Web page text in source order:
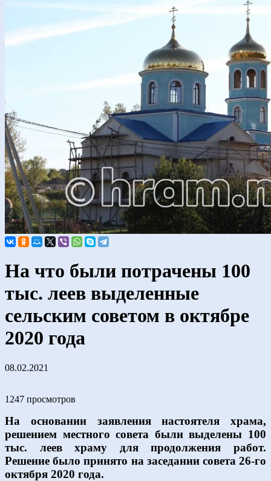
На что были потрачены 100
тыс. леев выделенные
сельским советом в октябре
2020 года
08.02.2021
1247 просмотров
На основании заявления настоятеля храма,
решением местного совета были выделены 100
тыс. леев храму для продолжения работ.
Решение было принято на заседании совета 26-го
октября 2020 года.